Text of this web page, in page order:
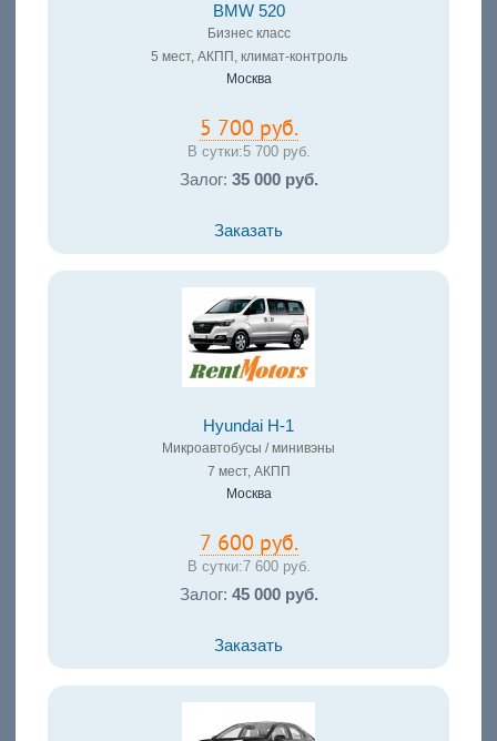
BMW 520
Бизнес класс
5 мест, АКПП, климат-контроль
Москва
5 700 руб.
В сутки:5 700 руб.
Залог: 35 000 руб.
Заказать
Hyundai H-1
Микроавтобусы / минивэны
7 мест, АКПП
Москва
7 600 руб.
В сутки:7 600 руб.
Залог: 45 000 руб.
Заказать